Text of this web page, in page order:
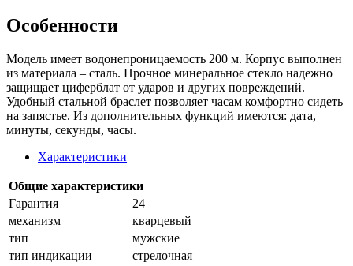
Особенности
Модель имеет водонепроницаемость 200 м. Корпус выполнен
из материала – сталь. Прочное минеральное стекло надежно
защищает циферблат от ударов и других повреждений.
Удобный стальной браслет позволяет часам комфортно сидеть
на запястье. Из дополнительных функций имеются: дата,
минуты, секунды, часы.
Характеристики
Общие характеристики
Гарантия
24
механизм
кварцевый
тип
мужские
тип индикации
стрелочная